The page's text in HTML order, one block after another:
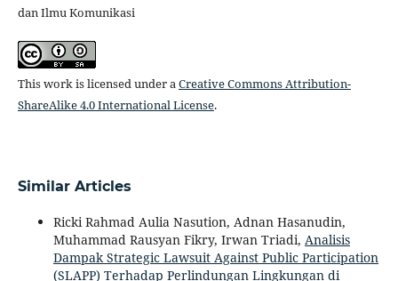
dan Ilmu Komunikasi
This work is licensed under aCreative Commons Attribution-
ShareAlike 4.0 International License.
Similar Articles
Ricki Rahmad Aulia Nasution, Adnan Hasanudin,
Muhammad Rausyan Fikry, Irwan Triadi, Analisis
Dampak Strategic Lawsuit Against Public Participation
(SLAPP) Terhadap Perlindungan Lingkungan di